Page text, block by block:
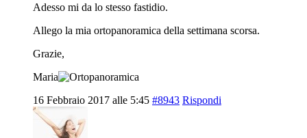
Adesso mi da lo stesso fastidio.
Allego la mia ortopanoramica della settimana scorsa.
Grazie,
Maria
16 Febbraio 2017 alle 5:45 #8943 Rispondi